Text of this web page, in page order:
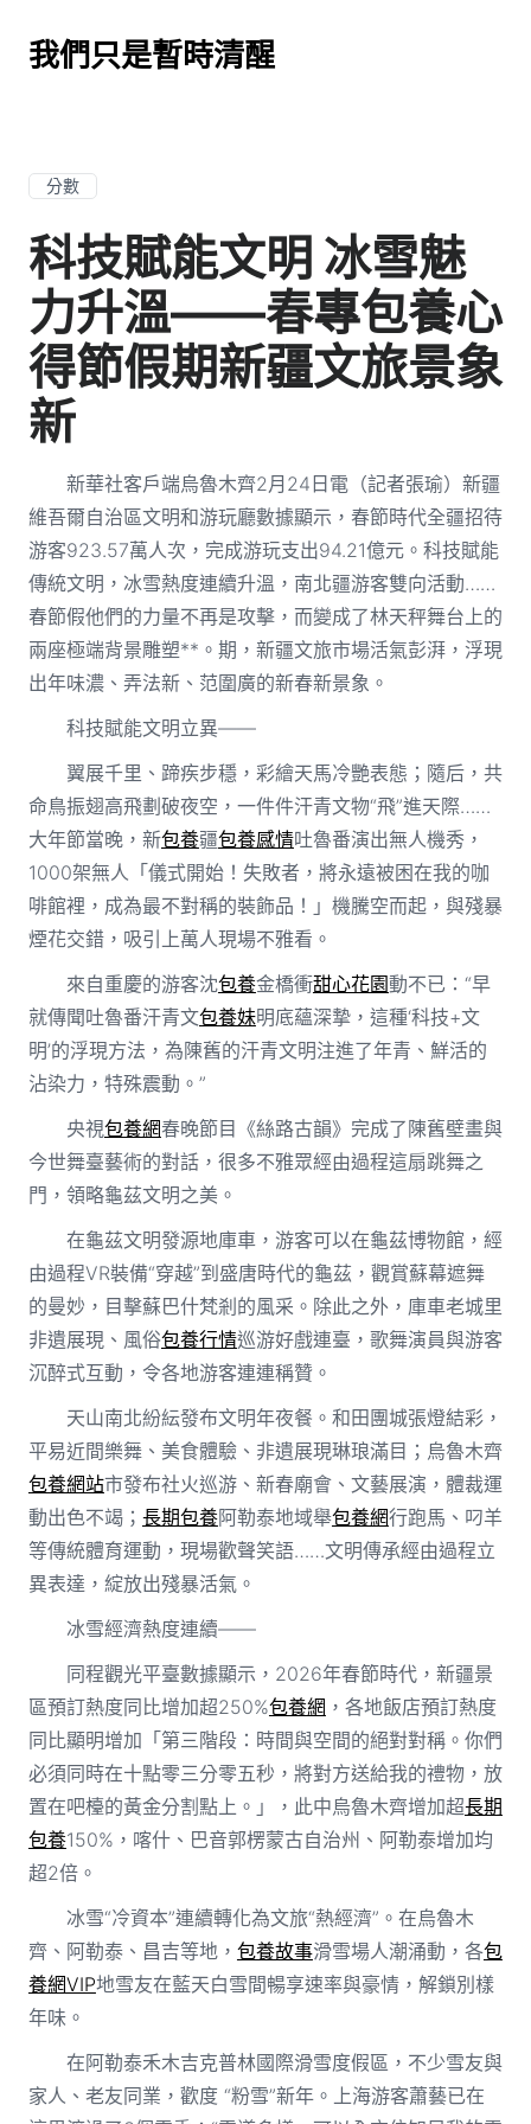
我們只是暫時清醒
分數
科技賦能文明 冰雪魅
力升溫——春專包養心
得節假期新疆文旅景象
新
新華社客戶端烏魯木齊2月24日電（記者張瑜）新疆
維吾爾自治區文明和游玩廳數據顯示，春節時代全疆招待
游客923.57萬人次，完成游玩支出94.21億元。科技賦能
傳統文明，冰雪熱度連續升溫，南北疆游客雙向活動……
春節假他們的力量不再是攻擊，而變成了林天秤舞台上的
兩座極端背景雕塑**。期，新疆文旅市場活氣彭湃，浮現
出年味濃、弄法新、范圍廣的新春新景象。
科技賦能文明立異——
翼展千里、蹄疾步穩，彩繪天馬冷艷表態；隨后，共
命鳥振翅高飛劃破夜空，一件件汗青文物“飛”進天際……
大年節當晚，新包養疆包養感情吐魯番演出無人機秀，
1000架無人「儀式開始！失敗者，將永遠被困在我的咖
啡館裡，成為最不對稱的裝飾品！」機騰空而起，與殘暴
煙花交錯，吸引上萬人現場不雅看。
來自重慶的游客沈包養金橋衝甜心花園動不已：“早
就傳聞吐魯番汗青文包養妹明底蘊深摯，這種‘科技+文
明’的浮現方法，為陳舊的汗青文明注進了年青、鮮活的
沾染力，特殊震動。”
央視包養網春晚節目《絲路古韻》完成了陳舊壁畫與
今世舞臺藝術的對話，很多不雅眾經由過程這扇跳舞之
門，領略龜茲文明之美。
在龜茲文明發源地庫車，游客可以在龜茲博物館，經
由過程VR裝備“穿越”到盛唐時代的龜茲，觀賞蘇幕遮舞
的曼妙，目擊蘇巴什梵剎的風采。除此之外，庫車老城里
非遺展現、風俗包養行情巡游好戲連臺，歌舞演員與游客
沉醉式互動，令各地游客連連稱贊。
天山南北紛紜發布文明年夜餐。和田團城張燈結彩，
平易近間樂舞、美食體驗、非遺展現琳琅滿目；烏魯木齊
包養網站市發布社火巡游、新春廟會、文藝展演，體裁運
動出色不竭； 長期包養阿勒泰地域舉包養網行跑馬、叼羊
等傳統體育運動，現場歡聲笑語……文明傳承經由過程立
異表達，綻放出殘暴活氣。
冰雪經濟熱度連續——
同程觀光平臺數據顯示，2026年春節時代，新疆景
區預訂熱度同比增加超250%包養網 ，各地飯店預訂熱度
同比顯明增加「第三階段：時間與空間的絕對對稱。你們
必須同時在十點零三分零五秒，將對方送給我的禮物，放
置在吧檯的黃金分割點上。」，此中烏魯木齊增加超長期
包養150%，喀什、巴音郭楞蒙古自治州、阿勒泰增加均
超2倍。
冰雪“冷資本”連續轉化為文旅“熱經濟”。在烏魯木
齊、阿勒泰、昌吉等地， 包養故事滑雪場人潮涌動，各包
養網VIP地雪友在藍天白雪間暢享速率與豪情，解鎖別樣
年味。
在阿勒泰禾木吉克普林國際滑雪度假區，不少雪友與
家人、老友同業，歡度 “粉雪”新年。上海游客蕭藝已在